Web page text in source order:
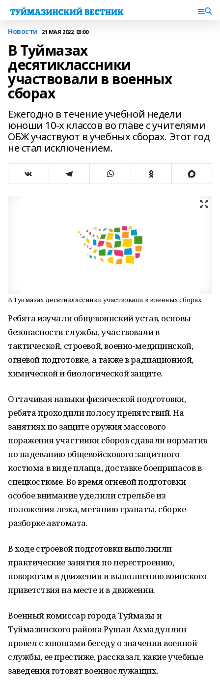
Новости 21 МАЯ 2022, 03:00
В Туймазах
десятиклассники
участвовали в военных
сборах
Ежегодно в течение учебной недели
юноши 10-х классов во главе с учителями
ОБЖ участвуют в учебных сборах. Этот год
не стал исключением.
В Туймазах десятиклассники участвовали в военных сборах
Ребята изучали общевоинский устав, основы
безопасности службы, участвовали в
тактической, строевой, военно-медицинской,
огневой подготовке, а также в радиационной,
химической и биологической защите.
Оттачивая навыки физической подготовки,
ребята проходили полосу препятствий. На
занятиях по защите оружия массового
поражения участники сборов сдавали норматив
по надеванию общевойскового защитного
костюма в виде плаща, доставке боеприпасов в
спецкостюме. Во время огневой подготовки
особое внимание уделили стрельбе из
положения лежа, метанию гранаты, сборке-
разборке автомата.
В ходе строевой подготовки выполнили
практические занятия по перестроению,
поворотам в движении и выполнению воинского
приветствия на месте и в движении.
Военный комиссар города Туймазы и
Туймазинского района Рушан Ахмадуллин
провел с юношами беседу о значении военной
службы, ее престиже, рассказал, какие учебные
заведения готовят военнослужащих.